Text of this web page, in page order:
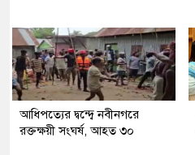
আধিপত্যের দ্বন্দ্বে নবীনগরে
রক্তক্ষয়ী সংঘর্ষ, আহত ৩০